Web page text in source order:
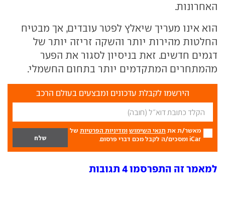
האחרונות.
הוא אינו מעריך שיאלץ לפטר עובדים, אך מבטיח
החלטות מהירות יותר והשקה זריזה יותר של
דגמים חדשים. זאת בניסיון לסגור את הפער
מהמתחרים המתקדמים יותר בתחום החשמלי.
הירשמו לקבלת עדכונים ומבצעים בעולם הרכב
מאשר/ת את תנאי השימוש ומדיניות הפרטיות של
iCar ומסכים/ה לקבל מכם דברי פרסום.
למאמר זה התפרסמו 4 תגובות